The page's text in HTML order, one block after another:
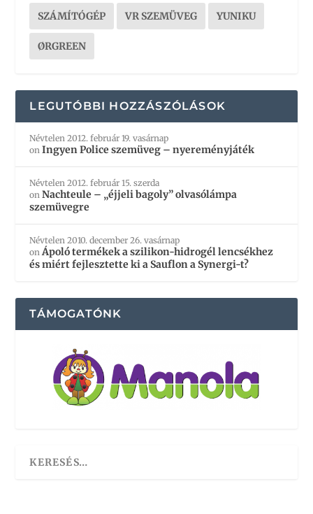
SZÁMÍTÓGÉP VR SZEMÜVEG YUNIKU
ØRGREEN
LEGUTÓBBI HOZZÁSZÓLÁSOK
Névtelen 2012. február 19. vasárnap
onIngyen Police szemüveg – nyereményjáték
Névtelen 2012. február 15. szerda
onNachteule – „éjjeli bagoly” olvasólámpa
szemüvegre
Névtelen 2010. december 26. vasárnap
onÁpoló termékek a szilikon-hidrogél lencsékhez
és miért fejlesztette ki a Sauflon a Synergi-t?
TÁMOGATÓNK